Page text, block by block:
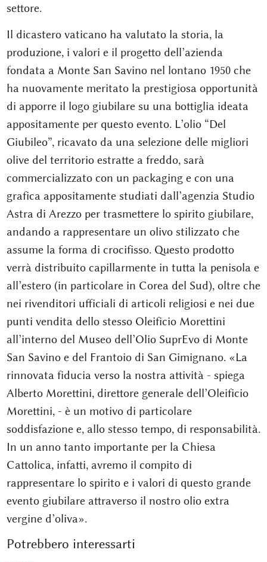
settore.
Il dicastero vaticano ha valutato la storia, la
produzione, i valori e il progetto dell’azienda
fondata a Monte San Savino nel lontano 1950 che
ha nuovamente meritato la prestigiosa opportunità
di apporre il logo giubilare su una bottiglia ideata
appositamente per questo evento. L’olio “Del
Giubileo”, ricavato da una selezione delle migliori
olive del territorio estratte a freddo, sarà
commercializzato con un packaging e con una
grafica appositamente studiati dall’agenzia Studio
Astra di Arezzo per trasmettere lo spirito giubilare,
andando a rappresentare un olivo stilizzato che
assume la forma di crocifisso. Questo prodotto
verrà distribuito capillarmente in tutta la penisola e
all’estero (in particolare in Corea del Sud), oltre che
nei rivenditori ufficiali di articoli religiosi e nei due
punti vendita dello stesso Oleificio Morettini
all’interno del Museo dell’Olio SuprEvo di Monte
San Savino e del Frantoio di San Gimignano. «La
rinnovata fiducia verso la nostra attività - spiega
Alberto Morettini, direttore generale dell’Oleificio
Morettini, - è un motivo di particolare
soddisfazione e, allo stesso tempo, di responsabilità.
In un anno tanto importante per la Chiesa
Cattolica, infatti, avremo il compito di
rappresentare lo spirito e i valori di questo grande
evento giubilare attraverso il nostro olio extra
vergine d’oliva».
Potrebbero interessarti